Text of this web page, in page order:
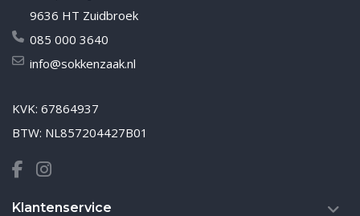
9636 HT Zuidbroek
085 000 3640
info@sokkenzaak.nl
KVK: 67864937
BTW: NL857204427B01
Klantenservice